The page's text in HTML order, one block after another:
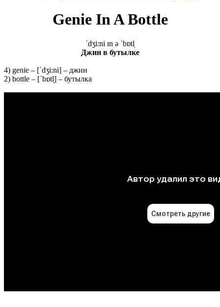
Genie In A Bottle
ˈdʒi:ni ɪn ə ˈbɒtl̩
Джин в бутылке
4) genie – [ˈdʒi:ni] – джин
2) bottle – [ˈbɒtl̩] – бутылка